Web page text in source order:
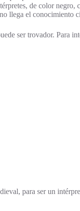
de color
llega el conocimiento
ser trovador. Para
para ser un